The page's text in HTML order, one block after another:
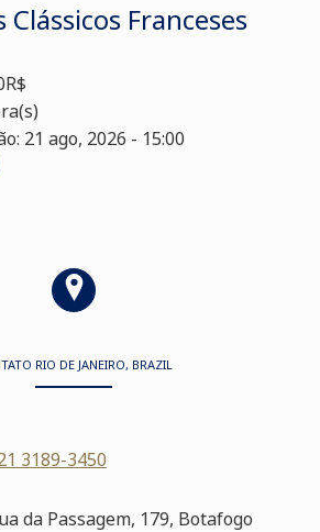
Clássicos Franceses
21 ago, 2026 - 15:00
RIO DE JANEIRO, BRAZIL
3189-3450
da Passagem, 179, Botafogo